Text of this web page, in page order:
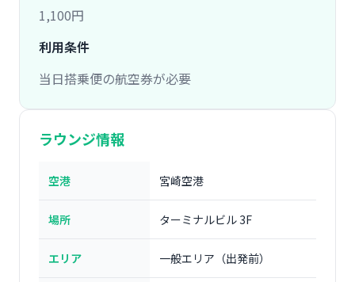
1,100円
利用条件
当日搭乗便の航空券が必要
ラウンジ情報
空港 宮崎空港
場所 ターミナルビル 3F
エリア 一般エリア（出発前）